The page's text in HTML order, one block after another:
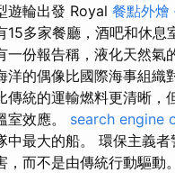
遊輪出發 Royal 餐點外燴
15多家餐廳，酒吧和休
一份報告稱，液化天然氣
洋的偶像比國際海事組織
傳統的運輸燃料更清晰
室效應。 search engine
中最大的船。 環保主義
，而不是由傳統行動驅動。